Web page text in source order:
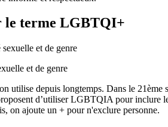
le terme LGBTQI+
et de genre
utilise depuis longtemps. Dans le
d’utiliser LGBTQIA pour inclure
on ajoute un + pour n'exclure personne.